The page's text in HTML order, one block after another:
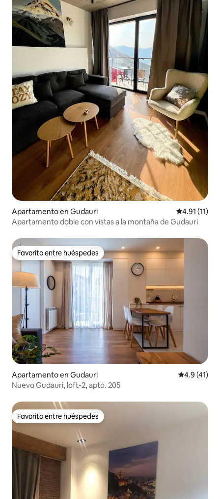
Apartamento en Gudauri Calificación
4.91 (11)
Apartamento doble con vistas a la montaña de Gudauri
Favorito entre huéspedes
Favorito entre huéspedes
Apartamento en Gudauri Calificación
4.9 (41)
Nuevo Gudauri, loft-2, apto. 205
Favorito entre huéspedes
Favorito entre huéspedes